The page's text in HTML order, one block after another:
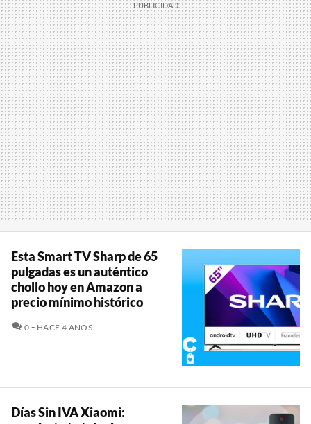
Esta Smart TV Sharp de 65
pulgadas es un auténtico
chollo hoy en Amazon a
precio mínimo histórico
0 COMENTARIOS
HACE 4 AÑOS
Días Sin IVA Xiaomi: